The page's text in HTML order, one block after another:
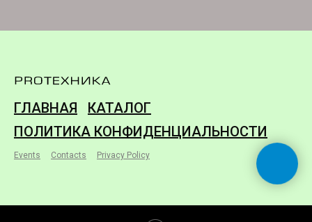
ГЛАВНАЯ
КАТАЛОГ
ПОЛИТИКА КОНФИДЕНЦИАЛЬНОСТИ
Events Contacts Privacy Policy